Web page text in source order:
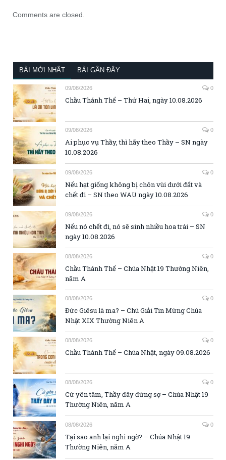
Comments are closed.
BÀI MỚI NHẤT BÀI GẦN ĐÂY
09/08/2026 0
Chầu Thánh Thể – Thứ Hai, ngày 10.08.2026
09/08/2026 0
Ai phục vụ Thầy, thì hãy theo Thầy – SN ngày
10.08.2026
09/08/2026 0
Nếu hạt giống không bị chôn vùi dưới đất và
chết đi – SN theo WAU ngày 10.08.2026
09/08/2026 0
Nếu nó chết đi, nó sẽ sinh nhiều hoa trái – SN
ngày 10.08.2026
08/08/2026 0
Chầu Thánh Thể – Chúa Nhật 19 Thường Niên,
năm A
08/08/2026 0
Đức Giêsu là ma? – Chú Giải Tin Mừng Chúa
Nhật XIX Thường Niên A
08/08/2026 0
Chầu Thánh Thể – Chúa Nhật, ngày 09.08.2026
08/08/2026 0
Cứ yên tâm, Thầy đây đừng sợ – Chúa Nhật 19
Thường Niên, năm A
08/08/2026 0
Tại sao anh lại nghi ngờ? – Chúa Nhật 19
Thường Niên, năm A